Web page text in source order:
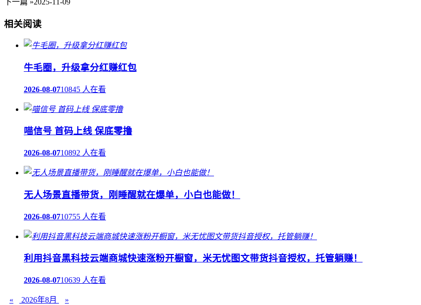
相关阅读
牛毛圈，升级拿分红赚红包
2026-08-0710845 人在看
喵信号 首码上线 保底零撸
2026-08-0710892 人在看
无人场景直播带货，刚睡醒就在爆单，小白也能做！
2026-08-0710755 人在看
利用抖音黑科技云端商城快速涨粉开橱窗，米无忧图文带货抖音授权，托管躺赚！
2026-08-0710639 人在看
« 2026年8月 »